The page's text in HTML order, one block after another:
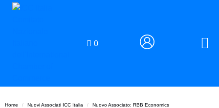
0
Home Nuovi Associati ICC Italia Nuovo Associato: RBB Economics